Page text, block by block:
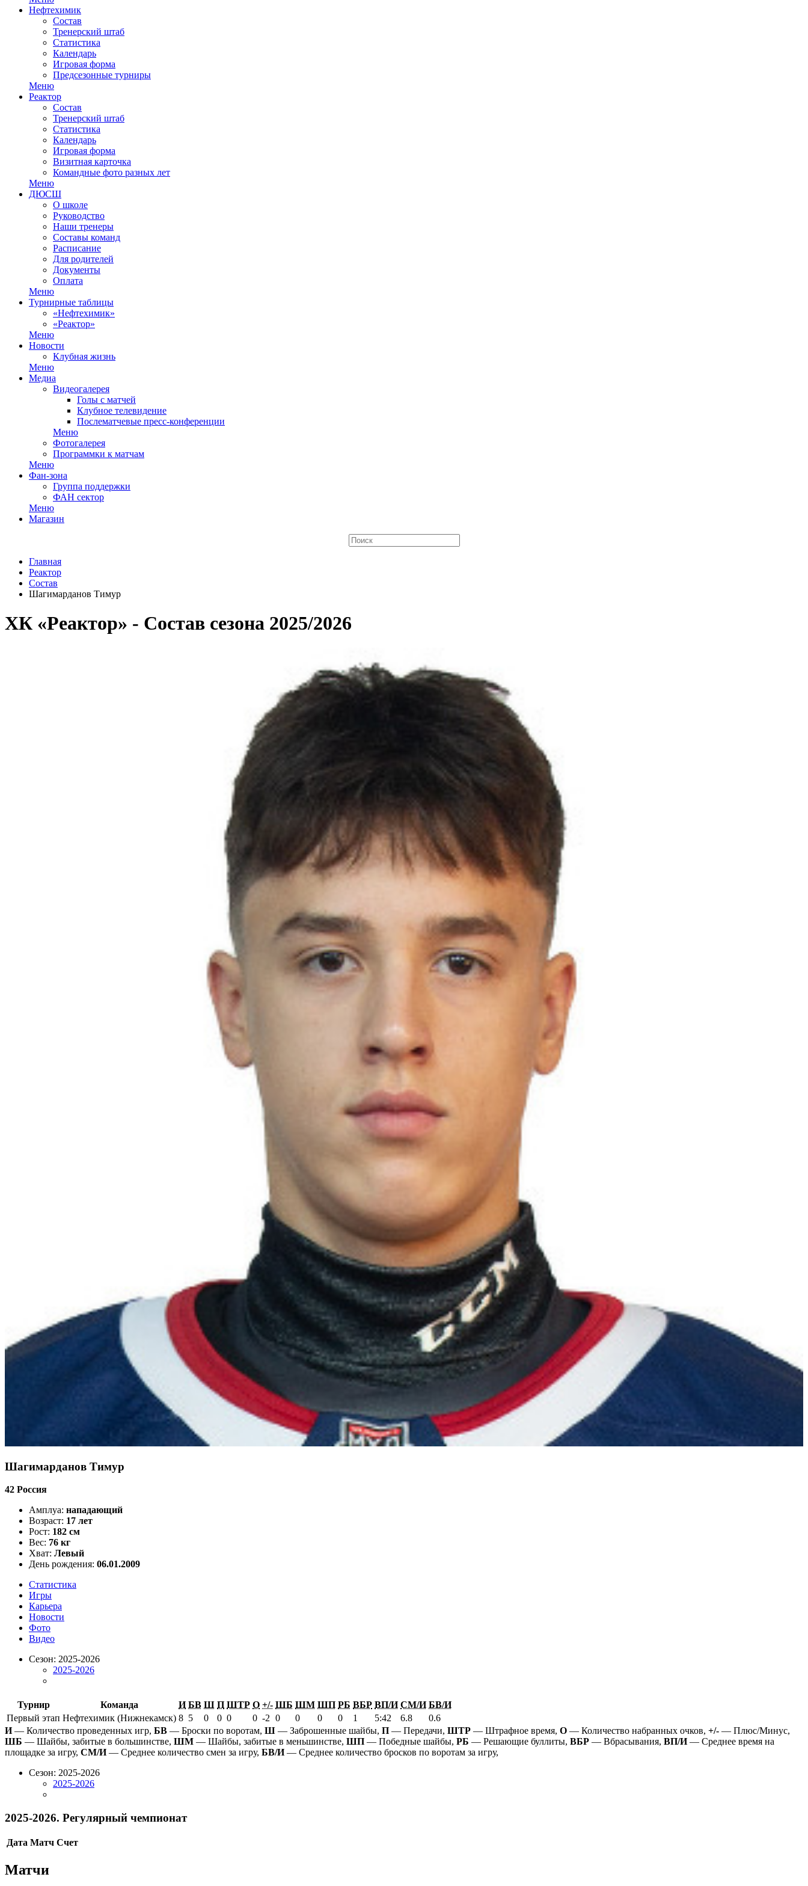
Нефтехимик
Состав
Тренерский штаб
Статистика
Календарь
Игровая форма
Предсезонные турниры
Меню
Реактор
Состав
Тренерский штаб
Статистика
Календарь
Игровая форма
Визитная карточка
Командные фото разных лет
Меню
ДЮСШ
О школе
Руководство
Наши тренеры
Составы команд
Расписание
Для родителей
Документы
Оплата
Меню
Турнирные таблицы
«Нефтехимик»
«Реактор»
Меню
Новости
Клубная жизнь
Меню
Медиа
Видеогалерея
Голы с матчей
Клубное телевидение
Послематчевые пресс-конференции
Меню
Фотогалерея
Программки к матчам
Меню
Фан-зона
Группа поддержки
ФАН сектор
Меню
Магазин
Главная
Реактор
Состав
Шагимарданов Тимур
ХК «Реактор» - Cостав сезона 2025/2026
Шагимарданов Тимур
42 Россия
Амплуа: нападающий
Возраст: 17 лет
Рост: 182 см
Вес: 76 кг
Хват: Левый
День рождения: 06.01.2009
Статистика
Игры
Карьера
Новости
Фото
Видео
Сезон: 2025-2026
2025-2026
Турнир Команда И БВ Ш П ШТР О +/- ШБ ШМ ШП РБ ВБР ВП/И СМ/И БВ/И
Первый этап Нефтехимик (Нижнекамск) 8 5 0 0 0 0 -2 0 0 0 0 1 5:42 6.8
0.6
И— Количество проведенных игр, БВ — Броски по воротам, Ш — Заброшенные шайбы, П — Передачи, ШТР — Штрафное время, О — Количество набранных очков, +/- — Плюс/Минус,
ШБ — Шайбы, забитые в большинстве, ШМ — Шайбы, забитые в меньшинстве, ШП — Победные шайбы, РБ — Решающие буллиты, ВБР — Вбрасывания, ВП/И— Среднее время на
площадке за игру, СМ/И— Среднее количество смен за игру, БВ/И— Среднее количество бросков по воротам за игру,
Сезон: 2025-2026
2025-2026
2025-2026. Регулярный чемпионат
Дата Матч Счет
Матчи